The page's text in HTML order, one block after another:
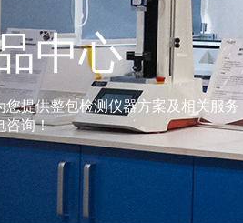
中心
您提供整包检测仪器方案及相关服务
咨询！